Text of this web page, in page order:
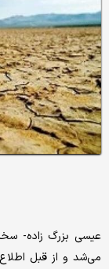
عیسی بزرگ زاده-
می‌شد و از قبل